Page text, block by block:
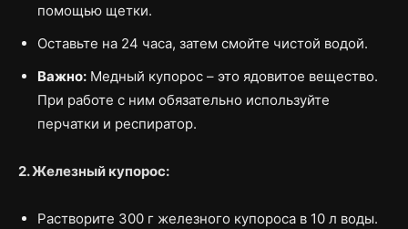
помощью щетки.
Оставьте на 24 часа, затем смойте чистой водой.
Важно: Медный купорос – это ядовитое вещество.
При работе с ним обязательно используйте
перчатки и респиратор.
2. Железный купорос:
Растворите 300 г железного купороса в 10 л воды.